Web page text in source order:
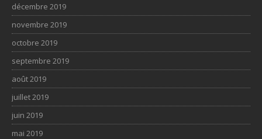
décembre 2019
novembre 2019
octobre 2019
septembre 2019
août 2019
juillet 2019
juin 2019
mai 2019